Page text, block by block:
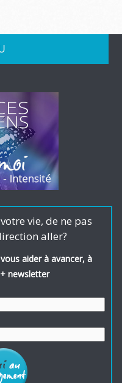
vie, de ne pas
aller?
aider à avancer, à
newsletter